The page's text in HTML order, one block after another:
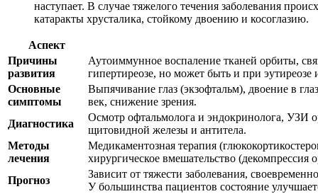
наступает. В случае тяжелого течения заболевания
катаракты хрусталика, стойкому двоению и косоглазию.
Аспект
Причины
развития
Аутоиммунное воспаление тканей орбиты,
гипертиреозе, но может быть и при эутиреозе
Основные
симптомы
Выпячивание глаз (экзофтальм), двоение в
век, снижение зрения.
Диагностика
Осмотр офтальмолога и эндокринолога,
щитовидной железы и антитела.
Методы
лечения
Медикаментозная терапия
хирургическое вмешательство (декомпрессия
Прогноз
Зависит от тяжести заболевания,
У большинства пациентов состояние